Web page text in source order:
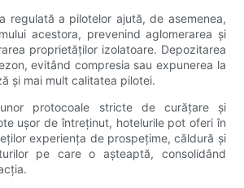
regulată a pilotelor ajută, de asemenea,
acestora, prevenind aglomerarea și
proprietăților izolatoare. Depozitarea
evitând compresia sau expunerea la
și mai mult calitatea pilotei.
protocoale stricte de curățare și
ușor de întreținut, hotelurile pot oferi în
experiența de prospețime, căldură și
pe care o așteaptă, consolidând